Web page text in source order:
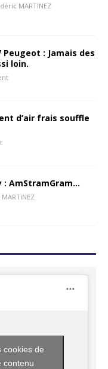
MARTINEZ
Peugeot : Jamais des
loin.
d’air frais souffle
: AmStramGram…
cookies de
contenu